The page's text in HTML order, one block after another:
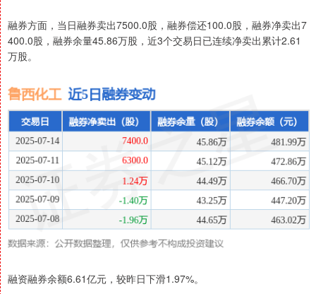
融券方面，当日融券卖出7500.0股，融券偿还100.0股，融券净卖出7
400.0股，融券余量45.86万股，近3个交易日已连续净卖出累计2.61
万股。
融资融券余额6.61亿元，较昨日下滑1.97%。